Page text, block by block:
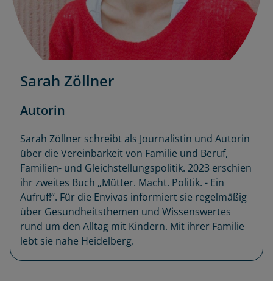
Sarah Zöllner
Autorin
Sarah Zöllner schreibt als Journalistin und Autorin
über die Vereinbarkeit von Familie und Beruf,
Familien- und Gleichstellungspolitik. 2023 erschien
ihr zweites Buch „Mütter. Macht. Politik. - Ein
Aufruf!“. Für die Envivas informiert sie regelmäßig
über Gesundheitsthemen und Wissenswertes
rund um den Alltag mit Kindern. Mit ihrer Familie
lebt sie nahe Heidelberg.